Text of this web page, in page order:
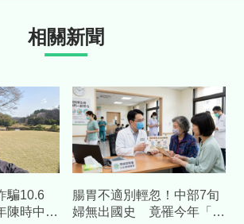
相關新聞
騙10.6
時中睿
腸胃不適別輕忽！中部7旬
婦無出國史 竟罹今年「首